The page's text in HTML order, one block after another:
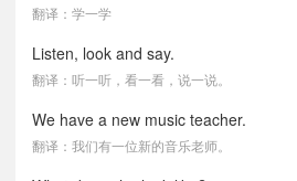
翻译：学一学
Listen, look and say.
翻译：听一听，看一看，说一说。
We have a new music teacher.
翻译：我们有一位新的音乐老师。